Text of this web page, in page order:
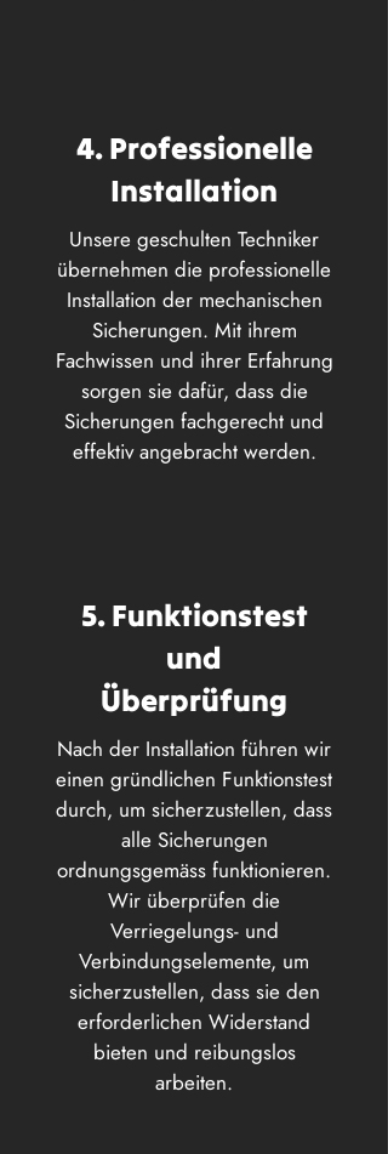
4. Professionelle
Installation
Unsere geschulten Techniker
übernehmen die professionelle
Installation der mechanischen
Sicherungen. Mit ihrem
Fachwissen und ihrer Erfahrung
sorgen sie dafür, dass die
Sicherungen fachgerecht und
effektiv angebracht werden.
5. Funktionstest
und
Überprüfung
Nach der Installation führen wir
einen gründlichen Funktionstest
durch, um sicherzustellen, dass
alle Sicherungen
ordnungsgemäss funktionieren.
Wir überprüfen die
Verriegelungs- und
Verbindungselemente, um
sicherzustellen, dass sie den
erforderlichen Widerstand
bieten und reibungslos
arbeiten.